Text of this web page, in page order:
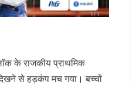
के राजकीय प्राथमिक
से हड़कंप मच गया। बच्चों